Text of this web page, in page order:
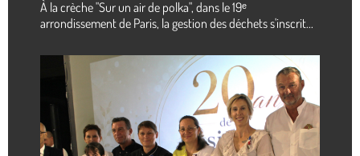
À la crèche "Sur un air de polka", dans le 19ᵉ
arrondissement de Paris, la gestion des déchets s'inscrit...